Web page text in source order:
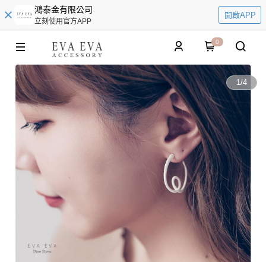
鴻泰金有限公司
立刻使用官方APP
開啟APP
0
1/4